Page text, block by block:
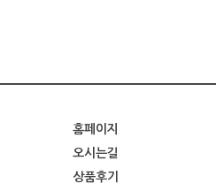
홈페이지
오시는길
상품후기